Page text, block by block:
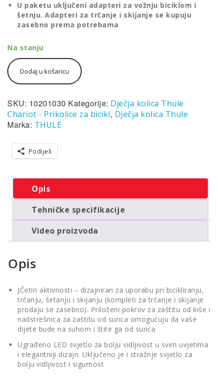
U paketu uključeni adapteri za vožnju biciklom i
šetnju. Adapteri za trčanje i skijanje se kupuju
zasebno prema potrebama
Na stanju
Thule
Chariot
Sport
single
multifunkcionalna
sportska
prikolica
bicikl
dijete,
količina
Dodaj u košaricu
SKU: 10201030 Kategorije: Dječja kolica Thule
Chariot - Prikolice za bicikl, Dječja kolica Thule
Marka: THULE
Podijeli
Opis
Tehničke specifikacije
Video proizvoda
Opis
JČetiri aktivnosti – dizajniran za uporabu pri bicikliranju,
trčanju, šetanju i skijanju (kompleti za trčanje i skijanje
prodaju se zasebno). Priloženi pokrov za zaštitu od kiše i
nadstrešnica za zaštitu od sunca omogućuju da vaše
dijete bude na suhom i štite ga od sunca
Ugrađeno LED svjetlo za bolju vidljivost u svim uvjetima
i elegantniji dizajn. Uključeno je i stražnje svjetlo za
bolju vidljivost i sigurnost